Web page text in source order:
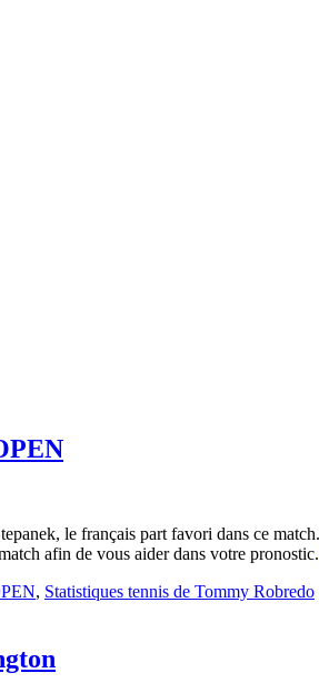
le français part favori dans ce
afin de vous aider dans votre pronostic.
, Statistiques tennis de Tommy Robredo